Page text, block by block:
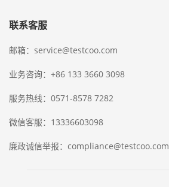
联系客服
邮箱：service@testcoo.com
业务咨询：+86 133 3660 3098
服务热线：0571-8578 7282
微信客服：13336603098
廉政诚信举报：compliance@testcoo.com